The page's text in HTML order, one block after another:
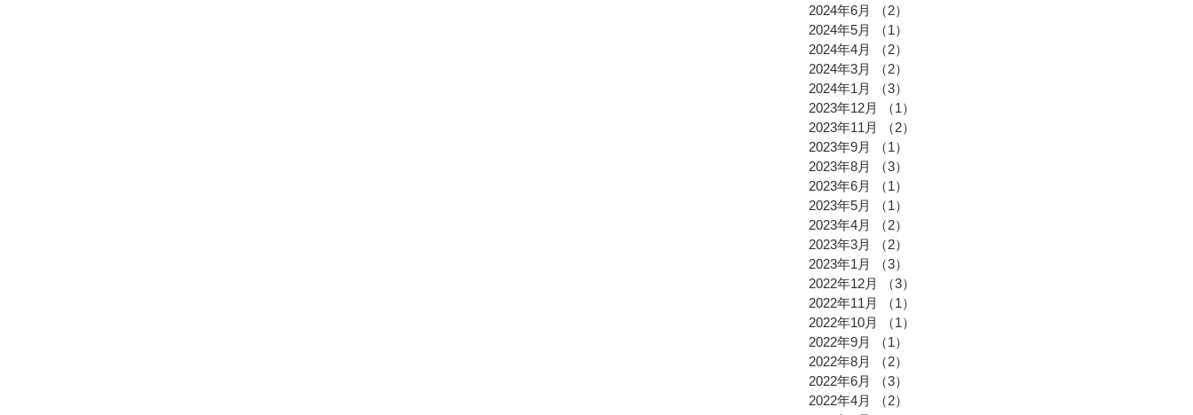
2024年6月
（2）
2024年5月
（1）
2024年4月
（2）
2024年3月
（2）
2024年1月
（3）
2023年12月
（1）
2023年11月
（2）
2023年9月
（1）
2023年8月
（3）
2023年6月
（1）
2023年5月
（1）
2023年4月
（2）
2023年3月
（2）
2023年1月
（3）
2022年12月
（3）
2022年11月
（1）
2022年10月
（1）
2022年9月
（1）
2022年8月
（2）
2022年6月
（3）
2022年4月
（2）